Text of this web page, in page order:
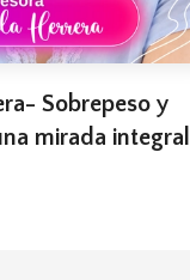
Sobrepeso y
mirada integral